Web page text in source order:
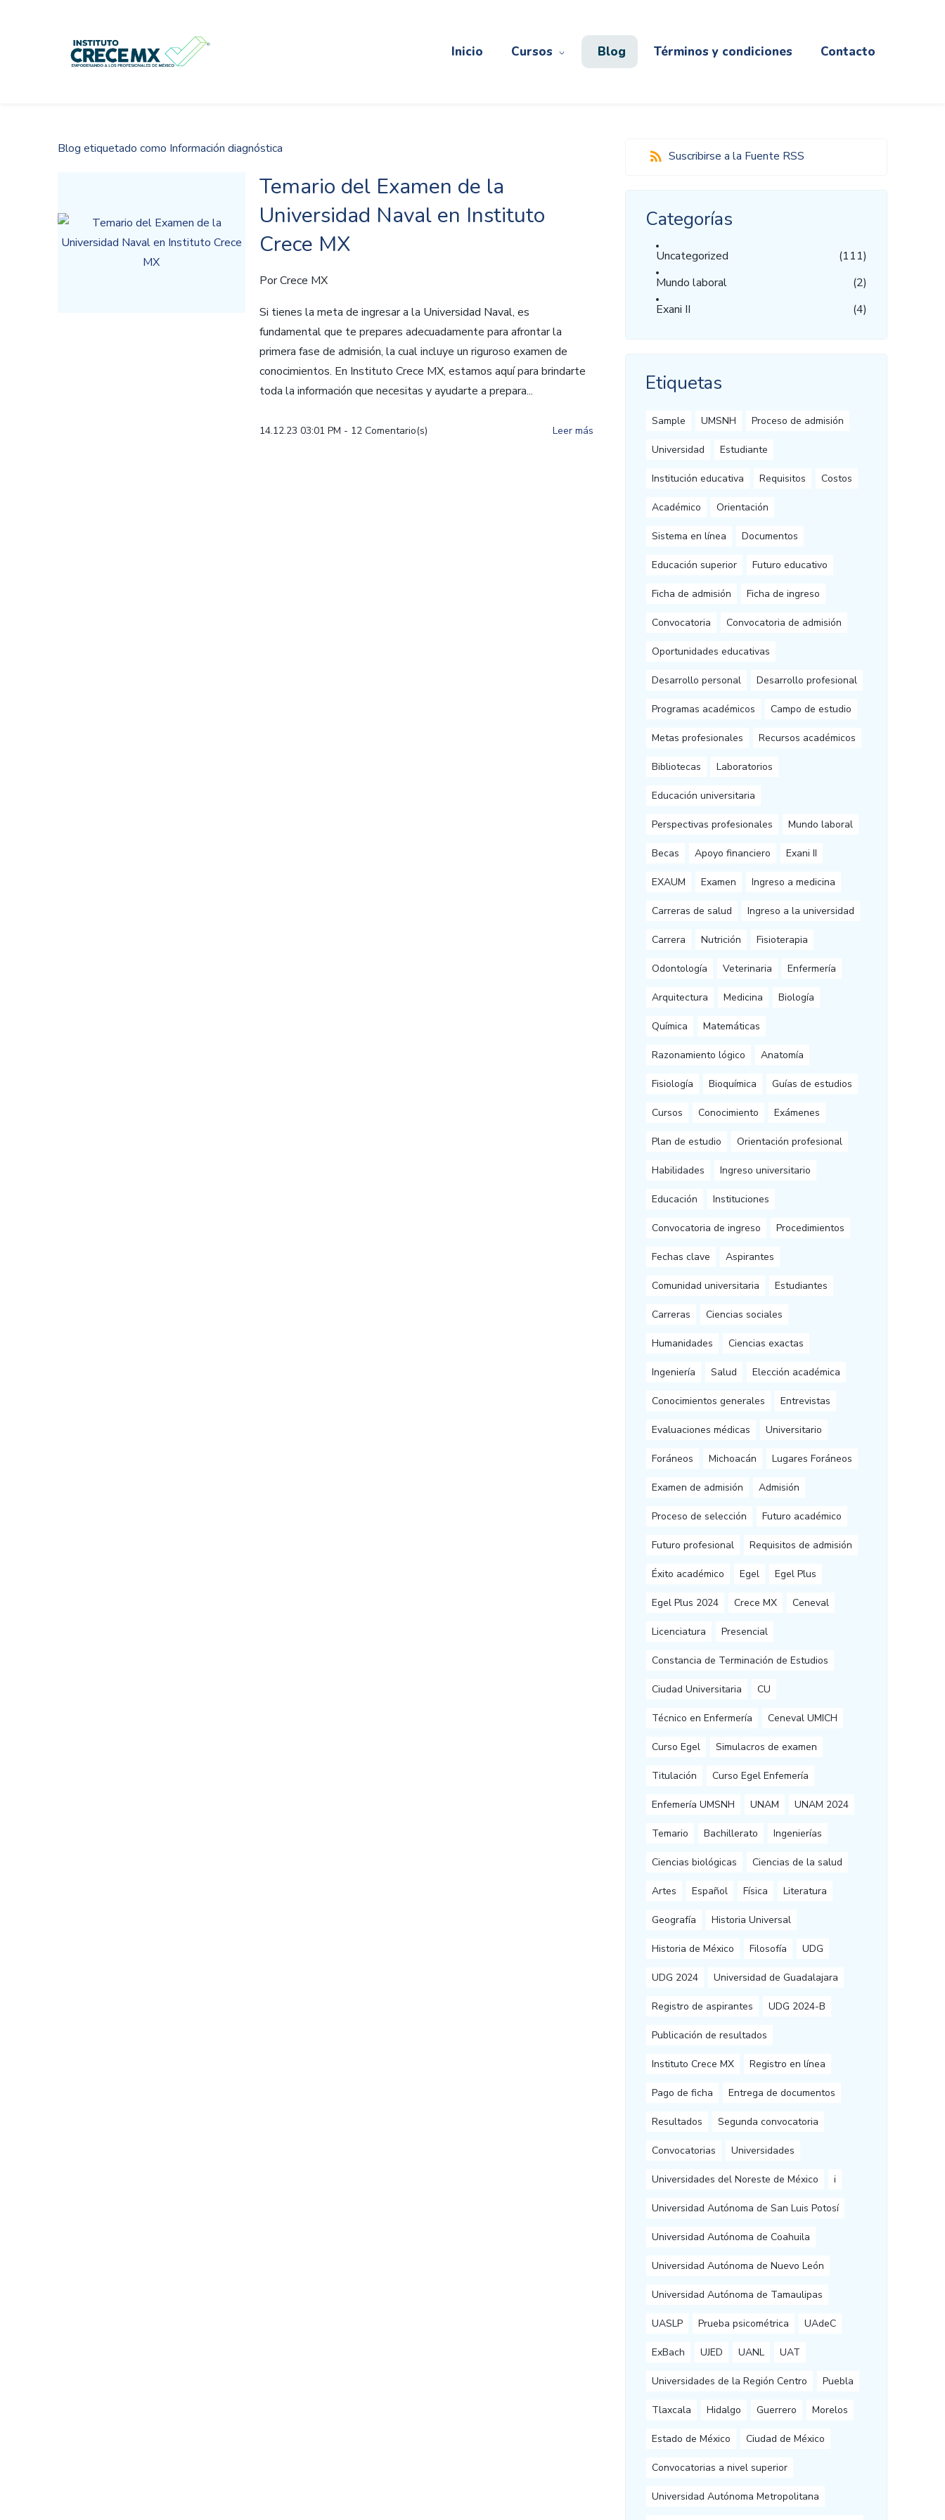
Inicio Cursos Blog Términos y condiciones Contacto
Blog etiquetado como Información diagnóstica
Temario del Examen de la
Universidad Naval en Instituto
Crece MX
PorCrece MX
Si tienes la meta de ingresar a la Universidad Naval, es
fundamental que te prepares adecuadamente para afrontar la
primera fase de admisión, la cual incluye un riguroso examen de
conocimientos. En Instituto Crece MX, estamos aquí para brindarte
toda la información que necesitas y ayudarte a prepara...
14.12.23 03:01 PM - 12Comentario(s) Leer más
Suscribirse a la Fuente RSS
Categorías
Uncategorized
(111)
Mundo laboral
(2)
Exani II
(4)
Etiquetas
Sample UMSNH Proceso de admisión
Universidad Estudiante
Institución educativa Requisitos Costos
Académico Orientación
Sistema en línea Documentos
Educación superior Futuro educativo
Ficha de admisión Ficha de ingreso
Convocatoria Convocatoria de admisión
Oportunidades educativas
Desarrollo personal Desarrollo profesional
Programas académicos Campo de estudio
Metas profesionales Recursos académicos
Bibliotecas Laboratorios
Educación universitaria
Perspectivas profesionales Mundo laboral
Becas Apoyo financiero Exani II
EXAUM Examen Ingreso a medicina
Carreras de salud Ingreso a la universidad
Carrera Nutrición Fisioterapia
Odontología Veterinaria Enfermería
Arquitectura Medicina Biología
Química Matemáticas
Razonamiento lógico Anatomía
Fisiología Bioquímica Guías de estudios
Cursos Conocimiento Exámenes
Plan de estudio Orientación profesional
Habilidades Ingreso universitario
Educación Instituciones
Convocatoria de ingreso Procedimientos
Fechas clave Aspirantes
Comunidad universitaria Estudiantes
Carreras Ciencias sociales
Humanidades Ciencias exactas
Ingeniería Salud Elección académica
Conocimientos generales Entrevistas
Evaluaciones médicas Universitario
Foráneos Michoacán Lugares Foráneos
Examen de admisión Admisión
Proceso de selección Futuro académico
Futuro profesional Requisitos de admisión
Éxito académico Egel Egel Plus
Egel Plus 2024 Crece MX Ceneval
Licenciatura Presencial
Constancia de Terminación de Estudios
Ciudad Universitaria CU
Técnico en Enfermería Ceneval UMICH
Curso Egel Simulacros de examen
Titulación Curso Egel Enfemería
Enfemería UMSNH UNAM UNAM 2024
Temario Bachillerato Ingenierías
Ciencias biológicas Ciencias de la salud
Artes Español Física Literatura
Geografía Historia Universal
Historia de México Filosofía UDG
UDG 2024 Universidad de Guadalajara
Registro de aspirantes UDG 2024-B
Publicación de resultados
Instituto Crece MX Registro en línea
Pago de ficha Entrega de documentos
Resultados Segunda convocatoria
Convocatorias Universidades
Universidades del Noreste de México i
Universidad Autónoma de San Luis Potosí
Universidad Autónoma de Coahuila
Universidad Autónoma de Nuevo León
Universidad Autónoma de Tamaulipas
UASLP Prueba psicométrica UAdeC
ExBach UJED UANL UAT
Universidades de la Región Centro Puebla
Tlaxcala Hidalgo Guerrero Morelos
Estado de México Ciudad de México
Convocatorias a nivel superior
Universidad Autónoma Metropolitana